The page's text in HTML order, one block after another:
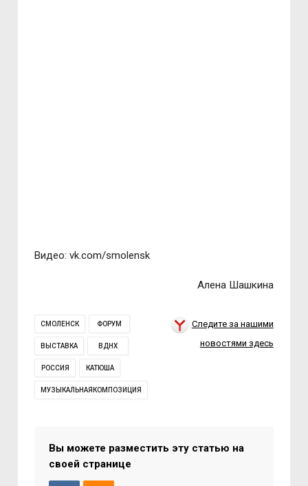
Видео: vk.com/smolensk
Алена Шашкина
СМОЛЕНСК ФОРУМ
ВЫСТАВКА ВДНХ
РОССИЯ КАТЮША
МУЗЫКАЛЬНАЯКОМПОЗИЦИЯ
Следите за нашими
новостями здесь
Вы можете разместить эту статью на
своей странице